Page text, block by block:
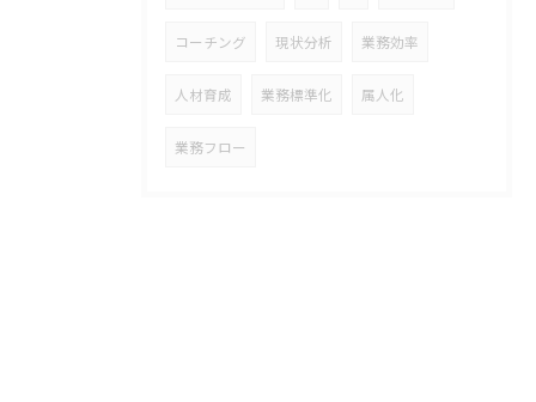
コーチング 現状分析 業務効率
人材育成 業務標準化 属人化
業務フロー